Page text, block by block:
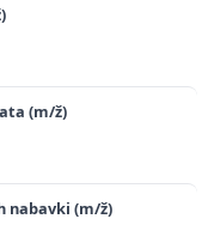
(m/ž)
nabavki (m/ž)